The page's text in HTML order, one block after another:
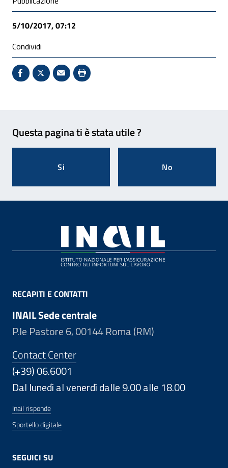
5/10/2017, 07:12
Condividi
Condividi su Facebook - Sito esterno - Apertura in
X - Sito esterno - Apertura in nuova finestra
Invio Mail: apre il programma di posta
Stampa pagina: scelta meno
Questa pagina ti è stata utile ?
Si No
RECAPITI E CONTATTI
INAIL Sede centrale
P.le Pastore 6, 00144 Roma (RM)
Contact Center
(+39) 06.6001
Dal lunedì al venerdì dalle 9.00 alle 18.00
Inail risponde
Sportello digitale
SEGUICI SU